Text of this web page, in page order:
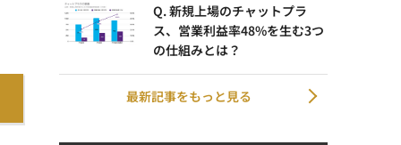
Q. 新規上場のチャットプラ
ス、営業利益率48%を生む3つ
の仕組みとは？
最新記事をもっと見る